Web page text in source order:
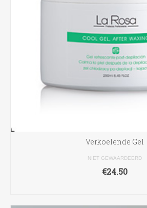
Verkoelende Gel
NIET GEWAARDEERD
€24.50